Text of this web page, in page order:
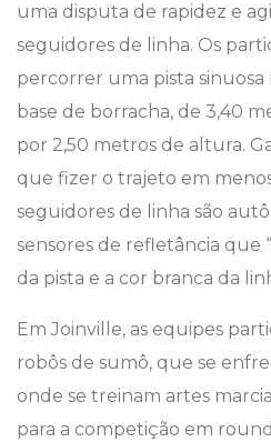
uma disputa de rapidez e
seguidores de linha. Os
percorrer uma pista
base de borracha, de 3,40
por 2,50 metros de altura.
que fizer o trajeto em
seguidores de linha são
sensores de refletância que
da pista e a cor branca da
Em Joinville, as equipes
robôs de sumô, que se
onde se treinam artes
para a competição em